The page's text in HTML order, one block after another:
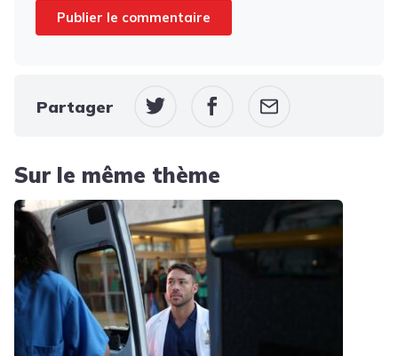
Partager
Sur le même thème